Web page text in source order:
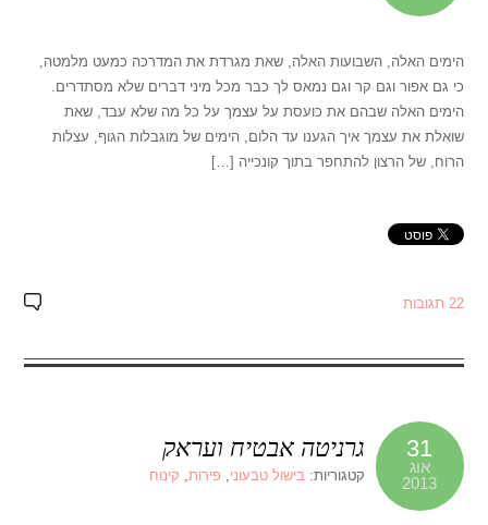
הימים האלה, השבועות האלה, שאת מגרדת את המדרכה כמעט מלמטה,
כי גם אפור וגם קר וגם נמאס לך כבר מכל מיני דברים שלא מסתדרים.
הימים האלה שבהם את כועסת על עצמך על כל מה שלא עבד, שאת
שואלת את עצמך איך הגענו עד הלום, הימים של מוגבלות הגוף, עצלות
הרוח, של הרצון להתחפר בתוך קונכייה […]
22 תגובות
31
אוג
2013
גרניטה אבטיח ועראק
קטגוריות:בישול טבעוני,פירות, קינוח